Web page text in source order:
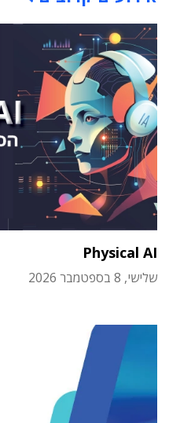
Physical AI
שלישי, 8 בספטמבר 2026